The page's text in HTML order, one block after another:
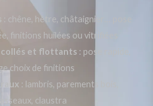
: chêne, hêtre, châtaignier… pose
finitions huilées ou vitrifiées
et flottants : pose rapide,
choix de finitions
: lambris, parements bois,
claustra